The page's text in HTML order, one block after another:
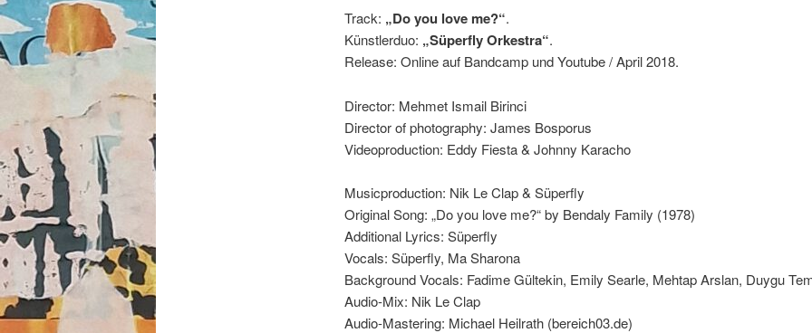
Track: „Do you love me?“.
Künstlerduo: „Süperfly Orkestra“.
Release: Online auf Bandcamp und Youtube / April 2018.
Director: Mehmet Ismail Birinci
Director of photography: James Bosporus
Videoproduction: Eddy Fiesta & Johnny Karacho
Musicproduction: Nik Le Clap & Süperfly
Original Song: „Do you love me?“ by Bendaly Family (1978)
Additional Lyrics: Süperfly
Vocals: Süperfly, Ma Sharona
Background Vocals: Fadime Gültekin, Emily Searle, Mehtap Arslan, Duygu
Audio-Mix: Nik Le Clap
Audio-Mastering: Michael Heilrath (bereich03.de)